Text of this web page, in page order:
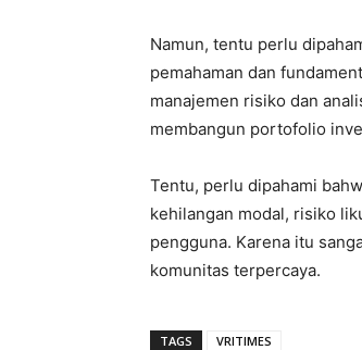
Namun, tentu perlu
pemahaman dan
manajemen risiko dan
membangun portofolio
Tentu, perlu dipahami
kehilangan modal, risiko
pengguna. Karena itu
komunitas terpercaya.
TAGS VRITIMES